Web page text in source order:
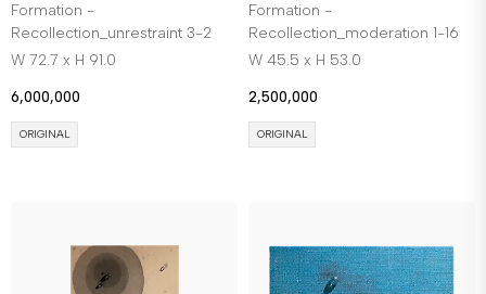
Formation -
Recollection_unrestraint 3-2
W 72.7 x H 91.0
6,000,000
ORIGINAL
Formation -
Recollection_moderation 1-16
W 45.5 x H 53.0
2,500,000
ORIGINAL